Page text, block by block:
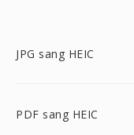
JPG sang HEIC
PDF sang HEIC